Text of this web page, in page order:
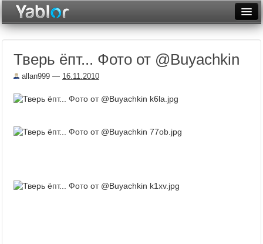
Неделя
Рейтинги
Архив
Тверь ёпт... Фото от @Buyachkin
allan999 — 16.11.2010